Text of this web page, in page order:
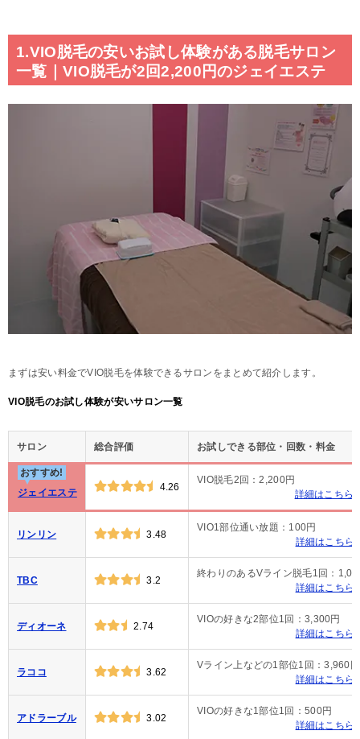
1.VIO脱毛の安いお試し体験がある脱毛サロン
一覧｜VIO脱毛が2回2,200円のジェイエステ
まずは安い料金でVIO脱毛を体験できるサロンをまとめて紹介します。
VIO脱毛のお試し体験が安いサロン一覧
サロン 総合評価 お試しできる部位・回数・料金
おすすめ!
ジェイエステ
4.26
VIO脱毛2回：2,200円
詳細はこちら
リンリン 3.48
VIO1部位通い放題：100円
詳細はこちら
TBC 3.2
終わりのあるVライン脱毛1回：
詳細はこちら
ディオーネ 2.74
VIOの好きな2部位1回：3,300円
詳細はこちら
ラココ 3.62
Vライン上などの1部位1回：3,960円
詳細はこちら
アドラーブル 3.02
VIOの好きな1部位1回：500円
詳細はこちら